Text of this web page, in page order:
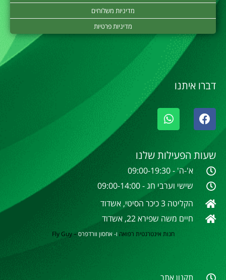
מדיניות משלוחים
מדיניות פרטיות
דברו איתנו
שעות הפעילות שלנו
א'-ה' - 09:00-19:30
שישי וערבי חג - 09:00-14:00
הקליטה 3 כיכר הסיטי, אשדוד
חיים משה שפירא 22, אשדוד
חנות אינטרנטית רפואה ו- אחסון וורדפרס–
Fly Guy
תקנון אתר